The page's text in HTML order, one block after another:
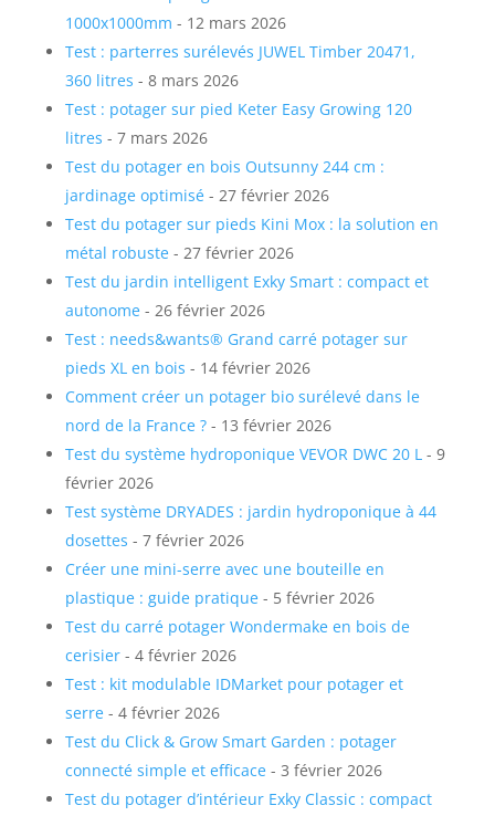
1000x1000mm - 12 mars 2026
Test : parterres surélevés JUWEL Timber 20471,
360 litres - 8 mars 2026
Test : potager sur pied Keter Easy Growing 120
litres - 7 mars 2026
Test du potager en bois Outsunny 244 cm :
jardinage optimisé- 27 février 2026
Test du potager sur pieds Kini Mox : la solution en
métal robuste- 27 février 2026
Test du jardin intelligent Exky Smart : compact et
autonome- 26 février 2026
Test : needs&wants® Grand carré potager sur
pieds XL en bois - 14 février 2026
Comment créer un potager bio surélevé dans le
nord de la France ?- 13 février 2026
Test du système hydroponique VEVOR DWC 20 L- 9
février 2026
Test système DRYADES : jardin hydroponique à 44
dosettes - 7 février 2026
Créer une mini-serre avec une bouteille en
plastique : guide pratique- 5 février 2026
Test du carré potager Wondermake en bois de
cerisier- 4 février 2026
Test : kit modulable IDMarket pour potager et
serre- 4 février 2026
Test du Click & Grow Smart Garden : potager
connecté simple et efficace- 3 février 2026
Test du potager d’intérieur Exky Classic : compact